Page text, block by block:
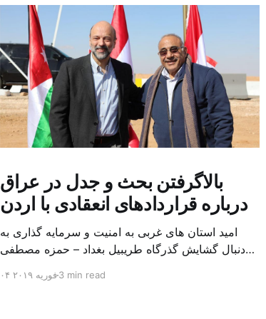
بالاگرفتن بحث و جدل در عراق
درباره قراردادهای انعقادی با اردن
امید استان های غربی به امنیت و سرمایه گذاری به
دنبال گشایش گذرگاه طریبیل بغداد – حمزه مصطفی
طریبیل توسط عادل عبد المهدی نخست وزیر عراق و
۰۴ فوریه ۲۰۱۹3 min read